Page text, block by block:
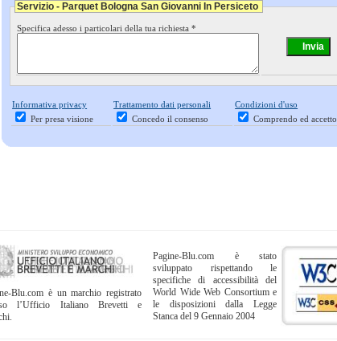
Servizio - Parquet Bologna San Giovanni In Persiceto
Specifica adesso i particolari della tua richiesta *
Informativa privacy
Per presa visione
Trattamento dati personali
Concedo il consenso
Condizioni d'uso
Comprendo ed accetto
Blu.com è un marchio registrato
l’Ufficio Italiano Brevetti e
Pagine-Blu.com è stato
sviluppato rispettando le
specifiche di accessibilità del
World Wide Web Consortium e
le disposizioni dalla Legge
Stanca del 9 Gennaio 2004